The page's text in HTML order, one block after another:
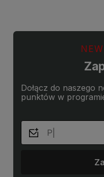
Dołącz do naszego
punktów w